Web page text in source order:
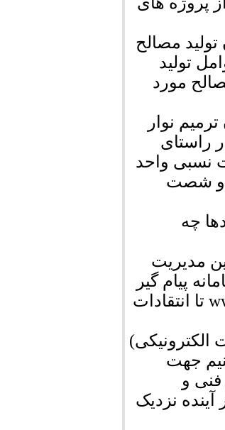
مصالح
تولید
مورد
نوار
راستای
نسبی واحد
و شصت
چه
مدیریت
پیام گیر
137 و سایت شهرداری با آدرس الکترونیک www.marvdashtcity.ir تا انتقادات
الکترونیکی)
جهت
و
نزدیک